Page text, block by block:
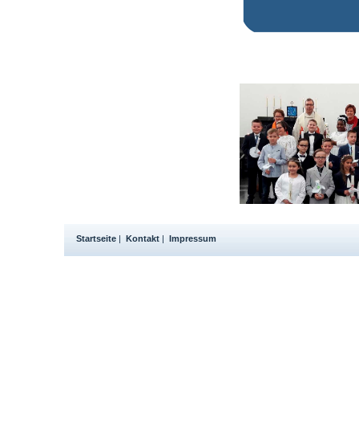
Startseite | Kontakt | Impressum